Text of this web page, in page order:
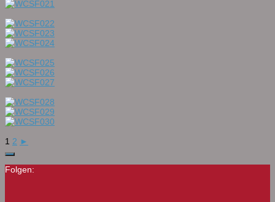
1 2 ►
Folgen: